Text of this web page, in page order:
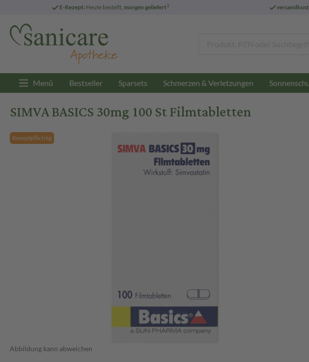
E-Rezept: Heute bestellt, morgen geliefert3
Menü Bestseller Sparsets Schmerzen & Verletzungen
SIMVA BASICS 30mg 100 St Filmtabletten
Rezeptpflichtig
Abbildung kann abweichen